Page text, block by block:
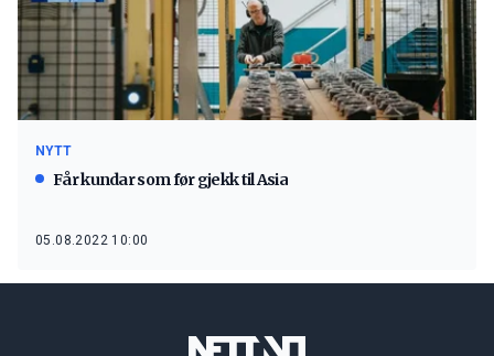
NYTT
Får kundar som før gjekk til Asia
05.08.2022 10:00